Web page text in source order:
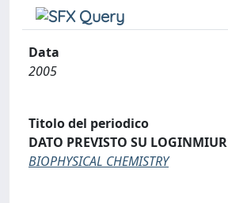
Data
2005
Titolo del periodico
DATO PREVISTO SU LOGINMIUR
BIOPHYSICAL CHEMISTRY